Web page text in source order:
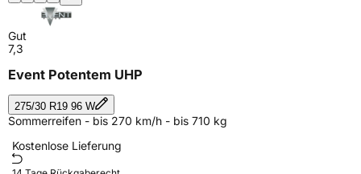
Gut
7,3
Event Potentem UHP
275/30 R19 96 W
Sommerreifen - bis 270 km/h - bis 710 kg
Kostenlose Lieferung